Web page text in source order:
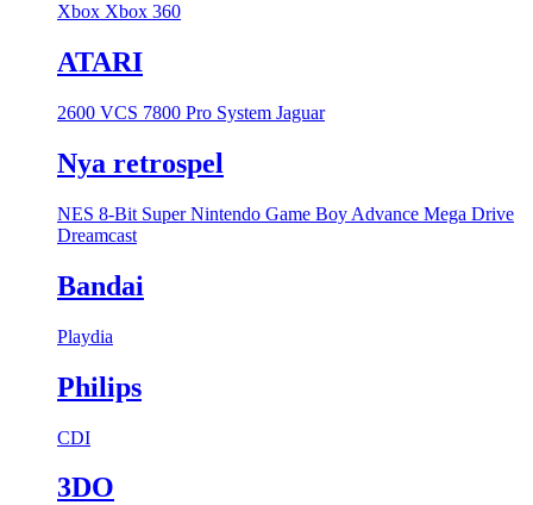
Xbox Xbox 360
ATARI
2600 VCS 7800 Pro System Jaguar
Nya retrospel
NES 8-Bit Super Nintendo Game Boy Advance Mega Drive
Dreamcast
Bandai
Playdia
Philips
CDI
3DO